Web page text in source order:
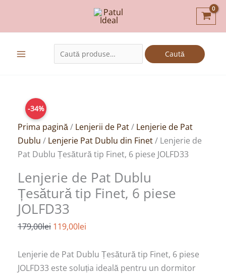
content
Caută
după:
Caută
-34%
Prima pagină/ Lenjerii de Pat/ Lenjerie de Pat
Dublu / Lenjerie Pat Dublu din Finet/ Lenjerie de
Pat Dublu Țesătură tip Finet, 6 piese JOLFD33
Lenjerie de Pat Dublu
Țesătură tip Finet, 6 piese
JOLFD33
179,00lei
a
fost:
179,00lei.
119,00lei
este:
119,00lei.
Lenjerie de Pat Dublu Țesătură tip Finet, 6 piese
JOLFD33 este soluția ideală pentru un dormitor
de
Pat
Dublu
tip
Finet,
6
piese